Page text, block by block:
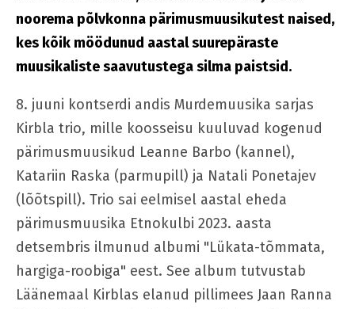
noorema põlvkonna pärimusmuusikutest naised,
kes kõik möödunud aastal suurepäraste
muusikaliste saavutustega silma paistsid.
8. juuni kontserdi andis Murdemuusika sarjas
Kirbla trio, mille koosseisu kuuluvad kogenud
pärimusmuusikud Leanne Barbo (kannel),
Katariin Raska (parmupill) ja Natali Ponetajev
(lõõtspill). Trio sai eelmisel aastal eheda
pärimusmuusika Etnokulbi 2023. aasta
detsembris ilmunud albumi "Lükata-tõmmata,
hargiga-roobiga" eest. See album tutvustab
Läänemaal Kirblas elanud pillimees Jaan Ranna